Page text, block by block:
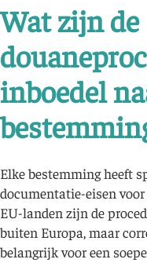
Wat zijn de
inboedel
Elke bestemming heeft
documentatie-eisen
EU-landen zijn de
buiten Europa, maar
belangrijk voor een